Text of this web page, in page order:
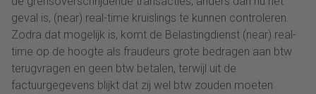
geval is, (near) real-time kruislings te kunnen controleren.
Zodra dat mogelijk is, komt de Belastingdienst (near) real-
time op de hoogte als fraudeurs grote bedragen aan btw
terugvragen en geen btw betalen, terwijl uit de
factuurgegevens blijkt dat zij wel btw zouden moeten